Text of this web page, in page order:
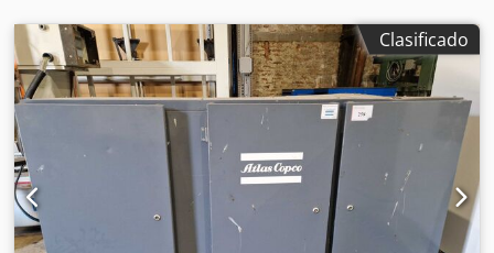
Clasificado